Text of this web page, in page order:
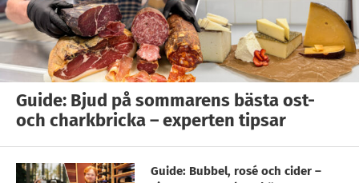
Guide: Bjud på sommarens bästa ost-
och charkbricka – experten tipsar
Guide: Bubbel, rosé och cider –